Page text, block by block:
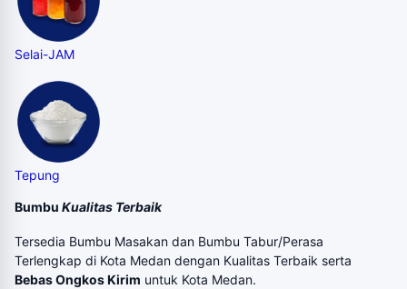
Selai-JAM
Tepung
Bumbu Kualitas Terbaik
Tersedia Bumbu Masakan dan Bumbu Tabur/Perasa
Terlengkap di Kota Medan dengan Kualitas Terbaik serta
Bebas Ongkos Kirim untuk Kota Medan.